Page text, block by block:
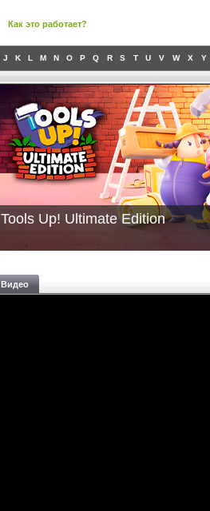
Как это работает?
J K L M N O P Q R S T U V W X Y
Tools Up! Ultimate Edition
Видео